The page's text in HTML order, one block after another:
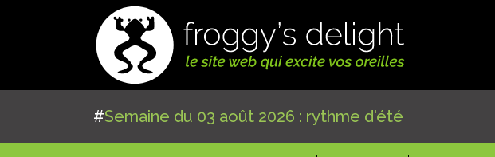
#Semaine du 03 août 2026 : rythme d'été